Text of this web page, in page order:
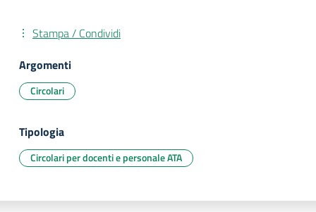
Stampa / Condividi
Argomenti
Circolari
Tipologia
Circolari per docenti e personale ATA